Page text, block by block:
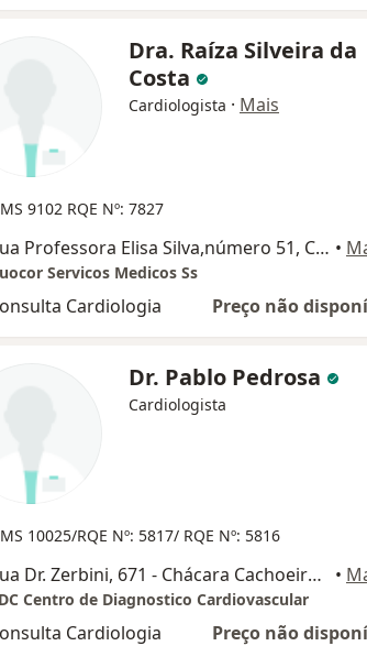
Dra. Raíza Silveira da
Costa
Cardiologista · Mais
9102 RQE Nº: 7827
Rua Professora Elisa Silva,número 51, Campo Grande •
Servicos Medicos Ss
Cardiologia Preço não
Dr. Pablo Pedrosa
Cardiologista
10025/RQE Nº: 5817/ RQE Nº: 5816
Rua Dr. Zerbini, 671 - Chácara Cachoeira, Campo Grande •
Centro de Diagnostico Cardiovascular
Cardiologia Preço não